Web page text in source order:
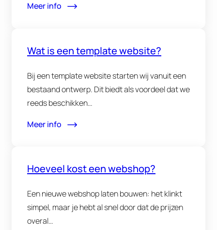
Meer info
Wat is een template website?
Bij een template website starten wij vanuit een
bestaand ontwerp. Dit biedt als voordeel dat we
reeds beschikken…
Meer info
Hoeveel kost een webshop?
Een nieuwe webshop laten bouwen: het klinkt
simpel, maar je hebt al snel door dat de prijzen
overal…